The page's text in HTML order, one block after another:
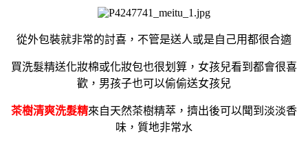
從外包裝就非常的討喜，不管是送人或是自己用都很合適
買洗髮精送化妝棉或化妝包也很划算，女孩兒看到都會很喜
歡，男孩子也可以偷偷送女孩兒
茶樹清爽洗髮精來自天然茶樹精萃，擠出後可以聞到淡淡香
味，質地非常水